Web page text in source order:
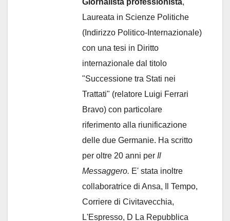
Giornalista professionista,
Laureata in Scienze Politiche
(Indirizzo Politico-Internazionale)
con una tesi in Diritto
internazionale dal titolo
"Successione tra Stati nei
Trattati" (relatore Luigi Ferrari
Bravo) con particolare
riferimento alla riunificazione
delle due Germanie. Ha scritto
per oltre 20 anni per Il
Messaggero. E' stata inoltre
collaboratrice di Ansa, Il Tempo,
Corriere di Civitavecchia,
L'Espresso, D La Repubblica